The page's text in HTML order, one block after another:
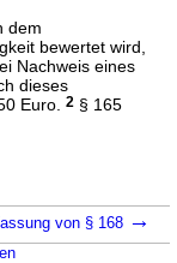
dem
bewertet wird,
Nachweis eines
dieses
Euro.
2§ 165
von § 168 →